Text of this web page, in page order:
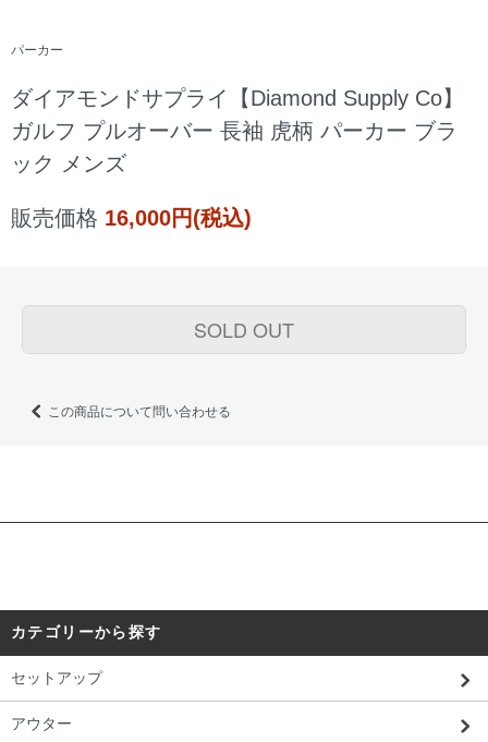
パーカー
ダイアモンドサプライ【Diamond Supply Co】
ガルフ プルオーバー 長袖 虎柄 パーカー ブラ
ック メンズ
販売価格 16,000円(税込)
SOLD OUT
この商品について問い合わせる
カテゴリーから探す
セットアップ
アウター